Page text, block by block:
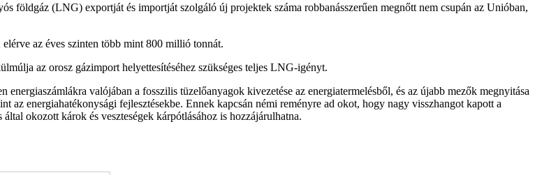
földgáz (LNG) exportját és importját szolgáló új projektek száma robbanásszerűen megnőtt nem csupán az Unióban,
az éves szinten több mint 800 millió tonnát.
az orosz gázimport helyettesítéséhez szükséges teljes LNG-igényt.
valójában a fosszilis tüzelőanyagok kivezetése az energiatermelésből, és az újabb mezők megnyitása
az energiahatékonysági fejlesztésekbe. Ennek kapcsán némi reményre ad okot, hogy nagy visszhangot kapott a
okozott károk és veszteségek kárpótlásához is hozzájárulhatna.